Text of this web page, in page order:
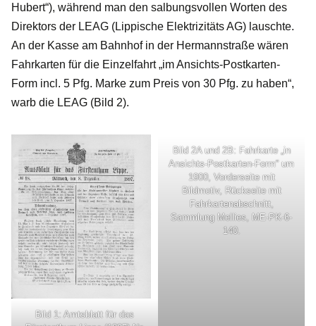
Hubert“), während man den salbungsvollen Worten des
Direktors der LEAG (Lippische Elektrizitäts AG) lauschte.
An der Kasse am Bahnhof in der Hermannstraße wären
Fahrkarten für die Einzelfahrt „im Ansichts-Postkarten-
Form incl. 5 Pfg. Marke zum Preis von 30 Pfg. zu haben“,
warb die LEAG (Bild 2).
Bild 1: Amtsblatt für das
Bild 2A und 2B: Fahrkarte „in
Ansichts-Postkarten-Form“ um
1900, Vorderseite mit
Bildmotiv, Rückseite mit
Fahrkartenabschnitt,
Sammlung Mellies, ME-PK-6-
140.